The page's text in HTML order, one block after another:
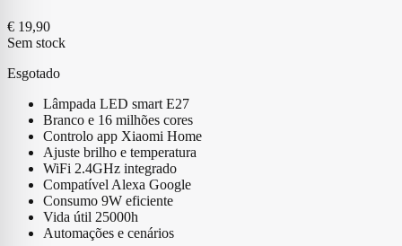
€ 19,90
Sem stock
Esgotado
Lâmpada LED smart E27
Branco e 16 milhões cores
Controlo app Xiaomi Home
Ajuste brilho e temperatura
WiFi 2.4GHz integrado
Compatível Alexa Google
Consumo 9W eficiente
Vida útil 25000h
Automações e cenários